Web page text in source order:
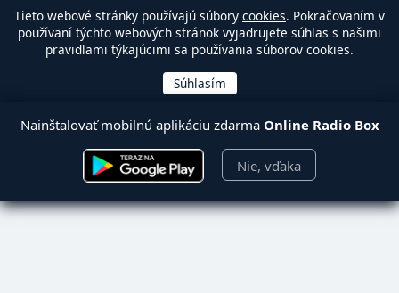
Tieto webové stránky používajú súbory cookies. Pokračovaním v
používaní týchto webových stránok vyjadrujete súhlas s našimi
pravidlami týkajúcimi sa používania súborov cookies.
Nainštalovať mobilnú aplikáciu zdarma Online Radio Box
Nie, vďaka